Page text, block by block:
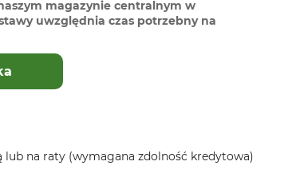
magazynie centralnym w
uwzględnia czas potrzebny na
lub na raty (wymagana zdolność kredytowa)